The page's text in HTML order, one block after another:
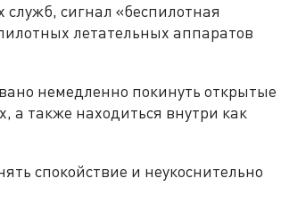
сигнал «беспилотная
летательных аппаратов
немедленно покинуть открытые
а также находиться внутри как
спокойствие и неукоснительно